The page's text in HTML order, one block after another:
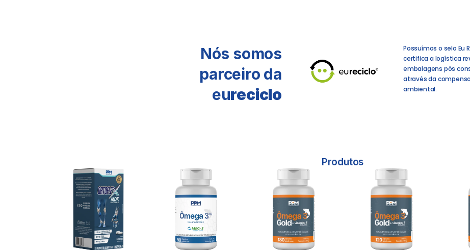
Nós somos
parceiro da
eureciclo
Possuímos o selo Eu
certifica a logística
embalagens pós
através da
ambiental.
Produtos